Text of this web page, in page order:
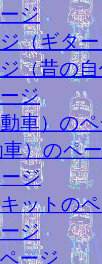
ジ
（ギタ
（昔の
ジ
車）の
）のペ
ジ
ットの
ジ
ージ